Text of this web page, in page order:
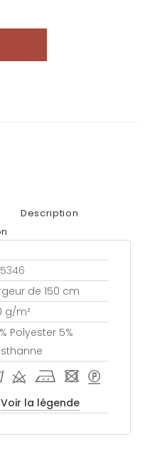
Description
de 150 cm
g/m²
Polyester 5%
d j - >
Voir la légende